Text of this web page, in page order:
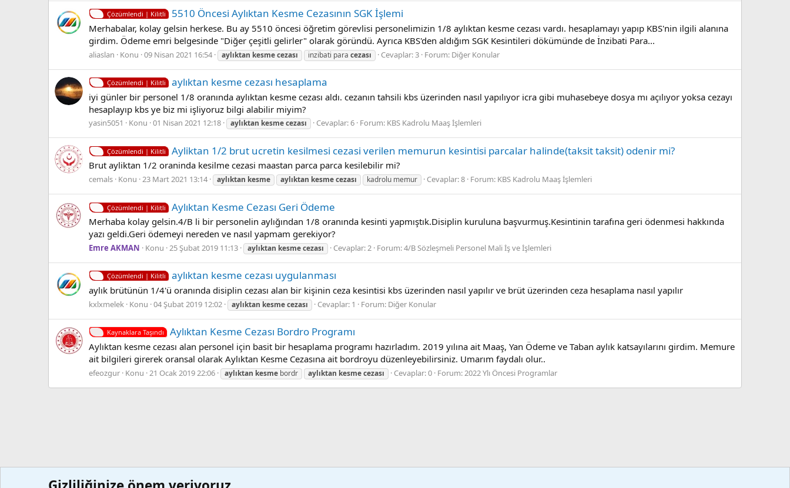
Çözümlendi | Kilitli 5510 Öncesi Aylıktan Kesme Cezasının SGK İşlemi
Merhabalar, kolay gelsin herkese. Bu ay 5510 öncesi öğretim görevlisi personelimizin 1/8 aylıktan kesme cezası vardı. hesaplamayı yapıp KBS'nin ilgili alanına
girdim. Ödeme emri belgesinde "Diğer çeşitli gelirler" olarak göründü. Ayrıca KBS'den aldığım SGK Kesintileri dökümünde de İnzibati Para...
aliaslan Konu 09 Nisan 2021 16:54 aylıktan kesmecezası inzibati para cezası Cevaplar: 3 Forum: Diğer Konular
Çözümlendi | Kilitli aylıktan kesme cezası hesaplama
iyi günler bir personel 1/8 oranında aylıktan kesme cezası aldı. cezanın tahsili kbs üzerinden nasıl yapılıyor icra gibi muhasebeye dosya mı açılıyor yoksa cezayı
hesaplayıp kbs ye biz mi işliyoruz bilgi alabilir miyim?
yasin5051 Konu 01 Nisan 2021 12:18 aylıktan kesmecezası Cevaplar: 6 Forum: KBS Kadrolu Maaş İşlemleri
Çözümlendi | Kilitli Ayliktan 1/2 brut ucretin kesilmesi cezasi verilen memurun kesintisi parcalar halinde(taksit taksit) odenir mi?
Brut ayliktan 1/2 oraninda kesilme cezasi maastan parca parca kesilebilir mi?
cemals Konu 23 Mart 2021 13:14 aylıktan kesme aylıktan kesmecezası kadrolu memur Cevaplar: 8 Forum: KBS Kadrolu Maaş İşlemleri
Çözümlendi | Kilitli Aylıktan Kesme Cezası Geri Ödeme
Merhaba kolay gelsin.4/B li bir personelin aylığından 1/8 oranında kesinti yapmıştık.Disiplin kuruluna başvurmuş.Kesintinin tarafına geri ödenmesi hakkında
yazı geldi.Geri ödemeyi nereden ve nasıl yapmam gerekiyor?
Emre AKMAN Konu 25 Şubat 2019 11:13 aylıktan kesmecezası Cevaplar: 2 Forum:4/B Sözleşmeli Personel Mali İş ve İşlemleri
Çözümlendi | Kilitli aylıktan kesme cezası uygulanması
aylık brütünün 1/4'ü oranında disiplin cezası alan bir kişinin ceza kesintisi kbs üzerinden nasıl yapılır ve brüt üzerinden ceza hesaplama nasıl yapılır
kxlxmelek Konu 04 Şubat 2019 12:02 aylıktan kesmecezası Cevaplar: 1 Forum: Diğer Konular
Kaynaklara Taşındı Aylıktan Kesme Cezası Bordro Programı
Aylıktan kesme cezası alan personel için basit bir hesaplama programı hazırladım. 2019 yılına ait Maaş, Yan Ödeme ve Taban aylık katsayılarını girdim. Memure
ait bilgileri girerek oransal olarak Aylıktan Kesme Cezasına ait bordroyu düzenleyebilirsiniz. Umarım faydalı olur..
efeozgur Konu 21 Ocak 2019 22:06 aylıktan kesme bordr aylıktan kesmecezası Cevaplar: 0 Forum:2022 Ylı Öncesi Programlar